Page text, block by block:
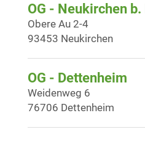
OG - Neukirchen b.
Obere Au 2-4
93453 Neukirchen
OG - Dettenheim
Weidenweg 6
76706 Dettenheim